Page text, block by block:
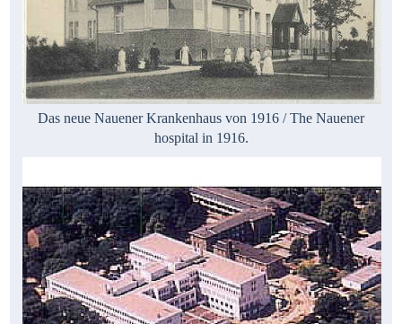
Das neue Nauener Krankenhaus von 1916 / The Nauener
hospital in 1916.